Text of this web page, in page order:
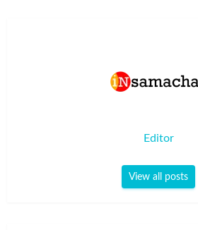
Editor
View all posts